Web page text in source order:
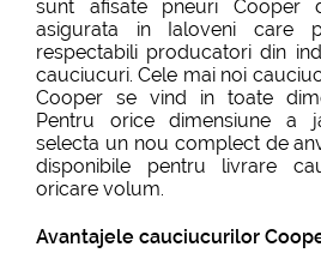
sunt afisate pneuri Cooper
asigurata in Ialoveni care
respectabili producatori din
cauciucuri. Cele mai noi
Cooper se vind in toate
Pentru orice dimensiune a
selecta un nou complect de
disponibile pentru livrare
oricare volum.
Avantajele cauciucurilor